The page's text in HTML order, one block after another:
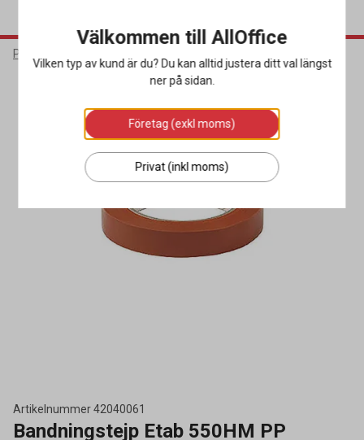
Packa & Skicka
Artikelnummer42040061
Bandningstejp Etab 550HM PP
Välkommen till AllOffice
Vilken typ av kund är du? Du kan alltid justera ditt val längst
ner på sidan.
Företag (exkl moms)
Privat (inkl moms)